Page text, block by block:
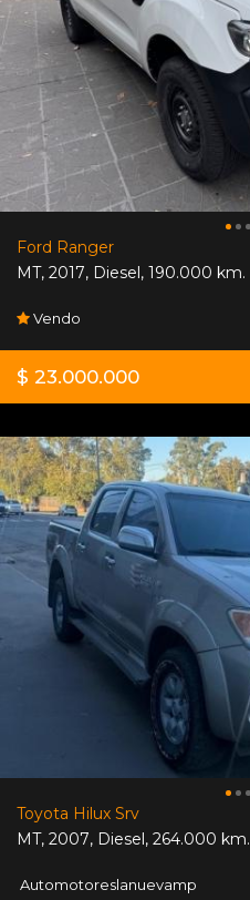
Ford Ranger
MT, 2017, Diesel, 190.000 km.
Vendo
$ 23.000.000
Toyota Hilux Srv
MT, 2007, Diesel, 264.000 km.
Automotoreslanuevamp